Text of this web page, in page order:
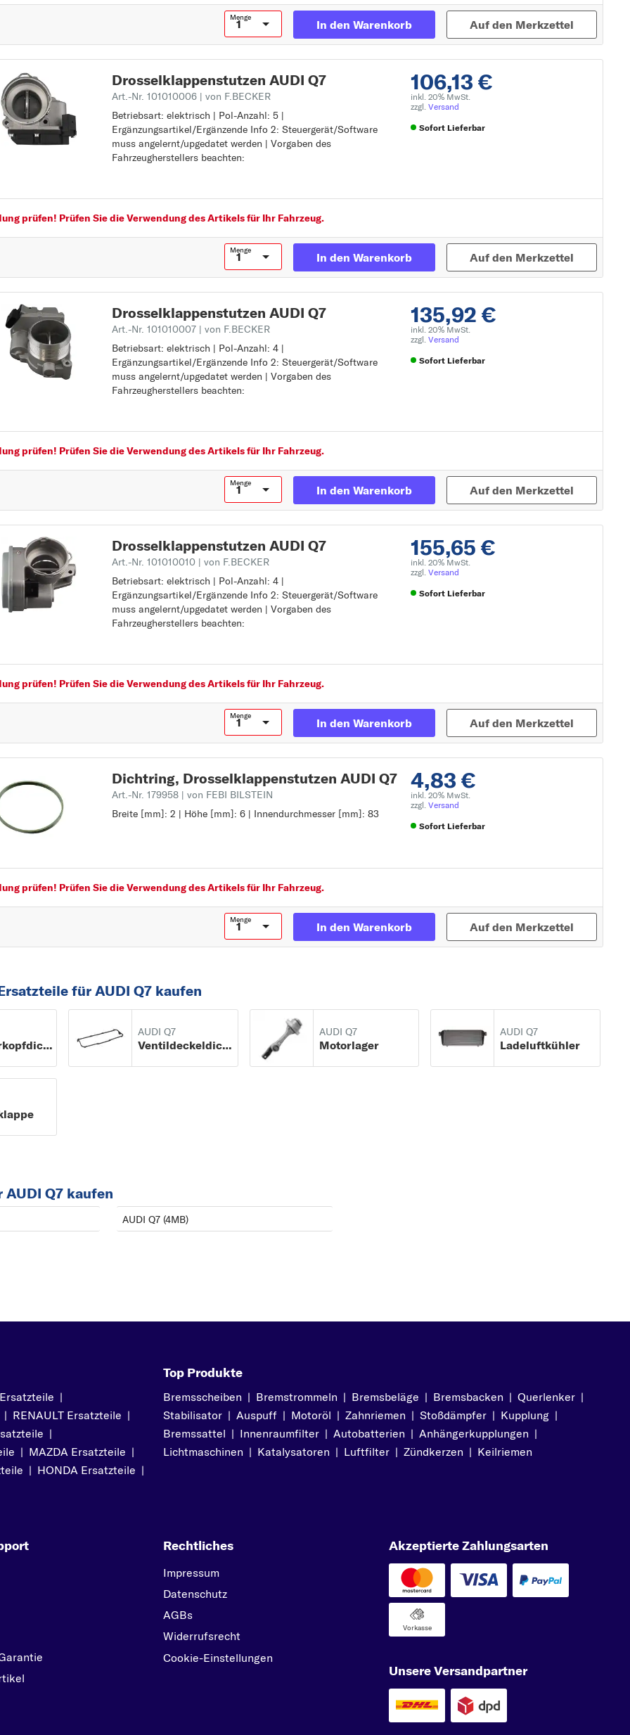
ALLROAD
CABRIOLET
Q
Q3
Menge
In den Warenkorb Auf den Merkzettel
106,13 €
inkl. 20% MwSt.
zzgl. Versand
Sofort Lieferbar
Drosselklappenstutzen AUDI Q7
Art.-Nr. 101010006 | von F.BECKER
Betriebsart: elektrisch | Pol-Anzahl: 5 |
Ergänzungsartikel/Ergänzende Info 2: Steuergerät/Software
muss angelernt/upgedatet werden | Vorgaben des
Fahrzeugherstellers beachten:
Betriebsart: elektrisch
Pol-Anzahl: 5
Ergänzungsartikel/Ergänzende Info 2: Steuergerät/Software
muss angelernt/upgedatet werden
prüfen! Prüfen Sie die Verwendung des Artikels für Ihr Fahrzeug.
Menge
In den Warenkorb Auf den Merkzettel
135,92 €
inkl. 20% MwSt.
zzgl. Versand
Sofort Lieferbar
Drosselklappenstutzen AUDI Q7
Art.-Nr. 101010007 | von F.BECKER
Betriebsart: elektrisch | Pol-Anzahl: 4 |
Ergänzungsartikel/Ergänzende Info 2: Steuergerät/Software
muss angelernt/upgedatet werden | Vorgaben des
Fahrzeugherstellers beachten:
Betriebsart: elektrisch
Pol-Anzahl: 4
Ergänzungsartikel/Ergänzende Info 2: Steuergerät/Software
muss angelernt/upgedatet werden
prüfen! Prüfen Sie die Verwendung des Artikels für Ihr Fahrzeug.
Menge
In den Warenkorb Auf den Merkzettel
155,65 €
inkl. 20% MwSt.
zzgl. Versand
Sofort Lieferbar
Drosselklappenstutzen AUDI Q7
Art.-Nr. 101010010 | von F.BECKER
Betriebsart: elektrisch | Pol-Anzahl: 4 |
Ergänzungsartikel/Ergänzende Info 2: Steuergerät/Software
muss angelernt/upgedatet werden | Vorgaben des
Fahrzeugherstellers beachten:
Betriebsart: elektrisch
Pol-Anzahl: 4
Ergänzungsartikel/Ergänzende Info 2: Steuergerät/Software
muss angelernt/upgedatet werden
prüfen! Prüfen Sie die Verwendung des Artikels für Ihr Fahrzeug.
Menge
In den Warenkorb Auf den Merkzettel
4,83 €
inkl. 20% MwSt.
zzgl. Versand
Sofort Lieferbar
Dichtring, Drosselklappenstutzen AUDI Q7
Art.-Nr. 179958 | von FEBI BILSTEIN
Breite [mm]: 2 | Höhe [mm]: 6 | Innendurchmesser [mm]: 83
Breite [mm]: 2
prüfen! Prüfen Sie die Verwendung des Artikels für Ihr Fahrzeug.
Menge
In den Warenkorb Auf den Merkzettel
für AUDI Q7 kaufen
Zylinderkopfdichtung
AUDI Q7
Ventildeckeldichtung
AUDI Q7
Motorlager
AUDI Q7
Ladeluftkühler
Q7 kaufen
AUDI Q7 (4MB)
|
| RENAULT Ersatzteile |
|
| MAZDA Ersatzteile |
| HONDA Ersatzteile |
Top Produkte
Bremsscheiben | Bremstrommeln | Bremsbeläge | Bremsbacken | Querlenker |
Stabilisator | Auspuff | Motoröl | Zahnriemen | Stoßdämpfer | Kupplung |
Bremssattel | Innenraumfilter | Autobatterien | Anhängerkupplungen |
Lichtmaschinen | Katalysatoren | Luftfilter | Zündkerzen | Keilriemen
Rechtliches
Impressum
Datenschutz
AGBs
Widerrufsrecht
Cookie-Einstellungen
Akzeptierte Zahlungsarten
Vorkasse
Unsere Versandpartner